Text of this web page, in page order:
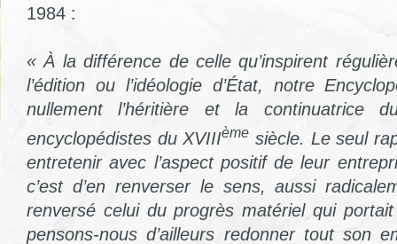
1984 :
« À la différence de celle qu’inspirent
l’édition ou l’idéologie d’État, notre
nullement l’héritière et la continuatrice
encyclopédistes du XVIIIème siècle. Le seul
entretenir avec l’aspect positif de leur
c’est d’en renverser le sens, aussi
renversé celui du progrès matériel qui
pensons-nous d’ailleurs redonner tout son